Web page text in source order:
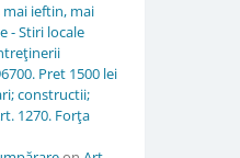
ieftin, mai
- Stiri locale
Pret 1500 lei
constructii;
1270. Forţa